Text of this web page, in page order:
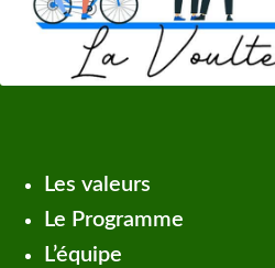
Les valeurs
Le Programme
L’équipe